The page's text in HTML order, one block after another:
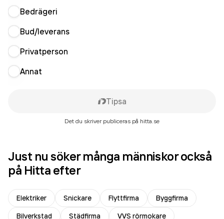
Bedrägeri
Bud/leverans
Privatperson
Annat
Tipsa
Det du skriver publiceras på hitta.se
Just nu söker många människor också
på Hitta efter
Elektriker Snickare Flyttfirma
Byggfirma
Bilverkstad
Städfirma VVS rörmokare